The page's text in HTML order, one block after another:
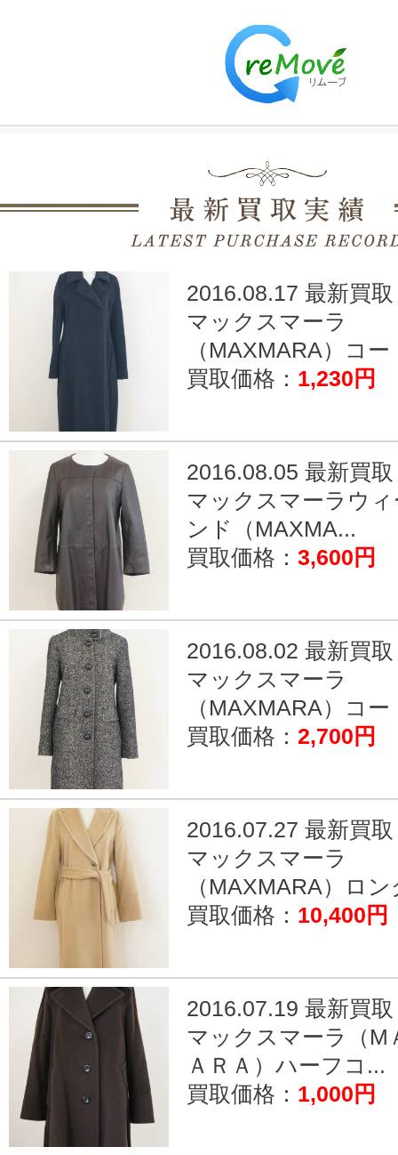
2016.08.17 最新買取
マックスマーラ
（MAXMARA）コ
買取価格： 1,230円
2016.08.05 最新買取
マックスマーラウ
ンド（MAXMA...
買取価格： 3,600円
2016.08.02 最新買取
マックスマーラ
（MAXMARA）コ
買取価格： 2,700円
2016.07.27 最新買取
マックスマーラ
（MAXMARA）ロ
買取価格： 10,400円
2016.07.19 最新買取
マックスマーラ（M
ＡＲＡ）ハーフコ...
買取価格： 1,000円